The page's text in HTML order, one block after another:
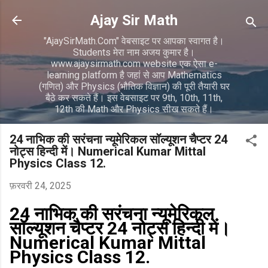
सीधे मुख्य सामग्री पर जाएं
Ajay Sir Math
"AjaySirMath.Com" वेबसाइट पर आपका स्वागत है।
Students मेरा नाम अजय कुमार है।
www.ajaysirmath.com website एक ऐसा e-
learning platform है जहां से आप Mathematics
(गणित) और Physics (भौतिक विज्ञान) की पूरी तैयारी घर
बैठे कर सकते हैं। इस वेबसाइट पर 9th, 10th, 11th,
12th की Math और Physics सीख सकते हैं।
24 नाभिक की सरंचना न्यूमेरिकल सॉल्यूशन चैप्टर 24
नोट्स हिन्दी में। Numerical Kumar Mittal
Physics Class 12.
फ़रवरी 24, 2025
24 नाभिक की सरंचना न्यूमेरिकल
सॉल्यूशन चैप्टर 24 नोट्स हिन्दी में।
Numerical Kumar Mittal
Physics Class 12.